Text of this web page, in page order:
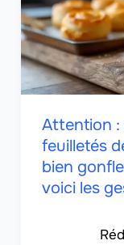
Attention :
feuilletés
bien
voici les